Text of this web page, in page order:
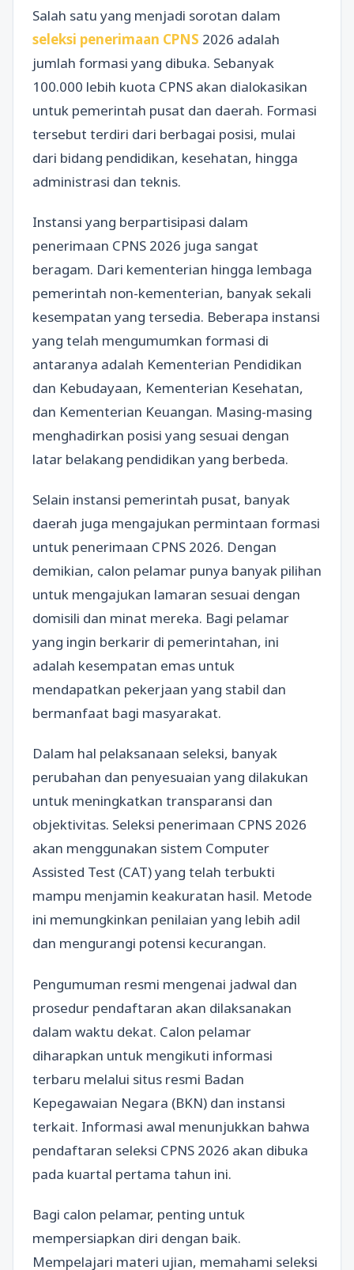
Salah satu yang menjadi sorotan dalam
seleksi penerimaan CPNS 2026 adalah
jumlah formasi yang dibuka. Sebanyak
100.000 lebih kuota CPNS akan dialokasikan
untuk pemerintah pusat dan daerah. Formasi
tersebut terdiri dari berbagai posisi, mulai
dari bidang pendidikan, kesehatan, hingga
administrasi dan teknis.
Instansi yang berpartisipasi dalam
penerimaan CPNS 2026 juga sangat
beragam. Dari kementerian hingga lembaga
pemerintah non-kementerian, banyak sekali
kesempatan yang tersedia. Beberapa instansi
yang telah mengumumkan formasi di
antaranya adalah Kementerian Pendidikan
dan Kebudayaan, Kementerian Kesehatan,
dan Kementerian Keuangan. Masing-masing
menghadirkan posisi yang sesuai dengan
latar belakang pendidikan yang berbeda.
Selain instansi pemerintah pusat, banyak
daerah juga mengajukan permintaan formasi
untuk penerimaan CPNS 2026. Dengan
demikian, calon pelamar punya banyak pilihan
untuk mengajukan lamaran sesuai dengan
domisili dan minat mereka. Bagi pelamar
yang ingin berkarir di pemerintahan, ini
adalah kesempatan emas untuk
mendapatkan pekerjaan yang stabil dan
bermanfaat bagi masyarakat.
Dalam hal pelaksanaan seleksi, banyak
perubahan dan penyesuaian yang dilakukan
untuk meningkatkan transparansi dan
objektivitas. Seleksi penerimaan CPNS 2026
akan menggunakan sistem Computer
Assisted Test (CAT) yang telah terbukti
mampu menjamin keakuratan hasil. Metode
ini memungkinkan penilaian yang lebih adil
dan mengurangi potensi kecurangan.
Pengumuman resmi mengenai jadwal dan
prosedur pendaftaran akan dilaksanakan
dalam waktu dekat. Calon pelamar
diharapkan untuk mengikuti informasi
terbaru melalui situs resmi Badan
Kepegawaian Negara (BKN) dan instansi
terkait. Informasi awal menunjukkan bahwa
pendaftaran seleksi CPNS 2026 akan dibuka
pada kuartal pertama tahun ini.
Bagi calon pelamar, penting untuk
mempersiapkan diri dengan baik.
Mempelajari materi ujian, memahami seleksi